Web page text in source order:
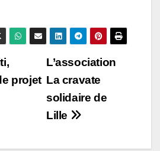
L’association
La cravate
solidaire de
Lille
projet